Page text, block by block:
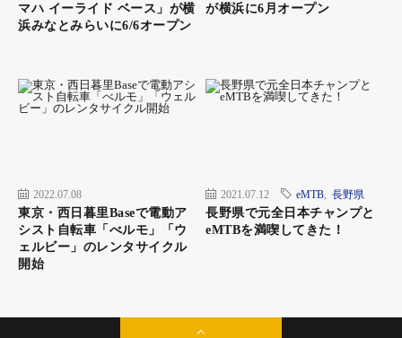
マハ イーライド ベース」が横
浜みなとみらいに6/6オープン
が横浜に6月オープン
2022.07.08
東京・西日暮里Baseで電動ア
シスト自転車「べルモ」「ウ
ェルビー」のレンタサイクル
開始
2021.07.12 eMTB 長野県
長野県で元全日本チャンプと
eMTBを満喫してきた！